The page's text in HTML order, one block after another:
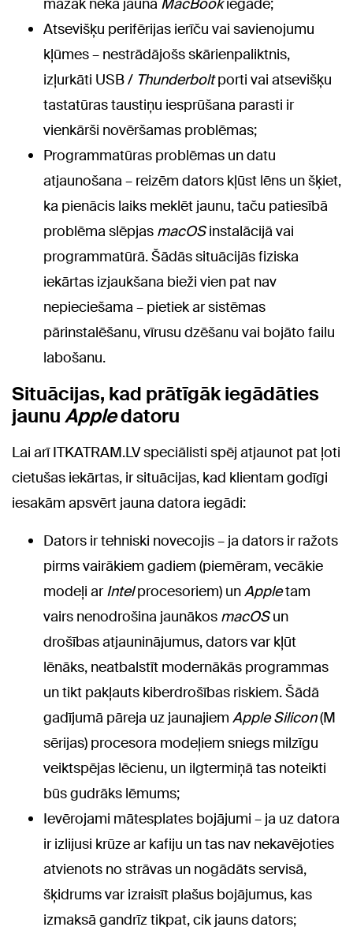
Atsevišķu perifērijas ierīču vai savienojumu
kļūmes – nestrādājošs skārienpaliktnis,
izļurkāti USB / Thunderboltporti vai atsevišķu
tastatūras taustiņu iesprūšana parasti ir
vienkārši novēršamas problēmas;
Programmatūras problēmas un datu
atjaunošana – reizēm dators kļūst lēns un šķiet,
ka pienācis laiks meklēt jaunu, taču patiesībā
problēma slēpjas macOSinstalācijā vai
programmatūrā. Šādās situācijās fiziska
iekārtas izjaukšana bieži vien pat nav
nepieciešama – pietiek ar sistēmas
pārinstalēšanu, vīrusu dzēšanu vai bojāto failu
labošanu.
Situācijas, kad prātīgāk iegādāties
jaunuAppledatoru
Lai arī ITKATRAM.LV speciālisti spēj atjaunot pat ļoti
cietušas iekārtas, ir situācijas, kad klientam godīgi
iesakām apsvērt jauna datora iegādi:
Dators ir tehniski novecojis – ja dators ir ražots
pirms vairākiem gadiem (piemēram, vecākie
modeļi arIntelprocesoriem) unAppletam
vairs nenodrošina jaunākos macOSun
drošības atjauninājumus, dators var kļūt
lēnāks, neatbalstīt modernākās programmas
un tikt pakļauts kiberdrošības riskiem. Šādā
gadījumā pāreja uz jaunajiem Apple Silicon(M
sērijas) procesora modeļiem sniegs milzīgu
veiktspējas lēcienu, un ilgtermiņā tas noteikti
būs gudrāks lēmums;
Ievērojami mātesplates bojājumi – ja uz datora
ir izlijusi krūze ar kafiju un tas nav nekavējoties
atvienots no strāvas un nogādāts servisā,
šķidrums var izraisīt plašus bojājumus, kas
izmaksā gandrīz tikpat, cik jauns dators;